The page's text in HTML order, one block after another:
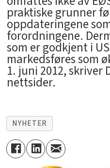
praktiske grunner
oppdateringene
forordningene.
som er godkjent i
markedsføres som
1. juni 2012, skriver
nettsider.
NYHETER